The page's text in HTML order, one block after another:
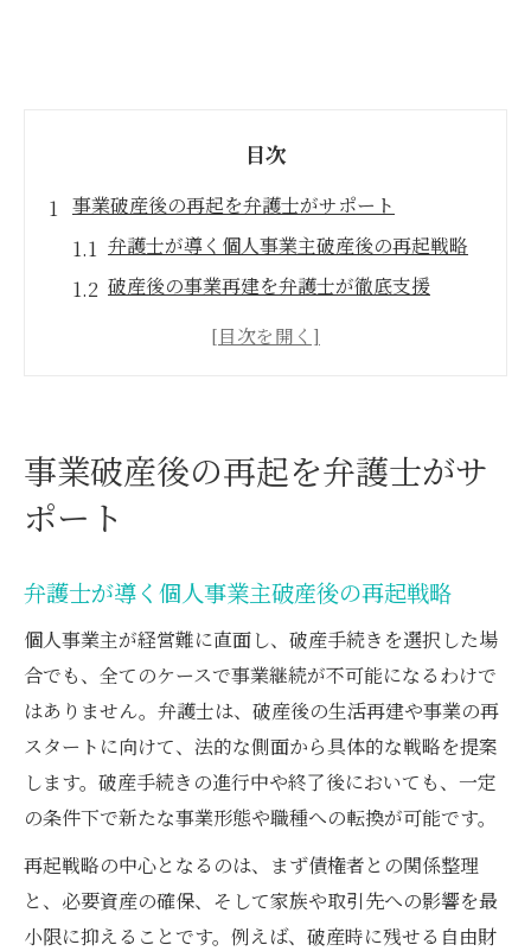
目次
事業破産後の再起を弁護士がサポート
弁護士が導く個人事業主破産後の再起戦略
破産後の事業再建を弁護士が徹底支援
自己破産 個人事業主の体験談と弁護士の役
破産しても歩める事業継続の道筋とは
弁護士が解説する破産後の事業継続条件
弁護士に相談する破産後の新事業アイデア
事業継続のための弁護士サポート体制
自己破産 個人事業主が目指す再出発術
弁護士目線で解説する事業者再出発術
弁護士が語る再起に必要な法的知識
破産後の事業展開と弁護士の活用方法
個人事業主が知るべき弁護士の支援策
弁護士が勧める破産後の生活再建ポイント
事業破産後の再起を弁護士がサ
ポート
弁護士が導く個人事業主破産後の再起戦略
個人事業主が経営難に直面し、破産手続きを選択した場
合でも、全てのケースで事業継続が不可能になるわけで
はありません。弁護士は、破産後の生活再建や事業の再
スタートに向けて、法的な側面から具体的な戦略を提案
します。破産手続きの進行中や終了後においても、一定
の条件下で新たな事業形態や職種への転換が可能です。
再起戦略の中心となるのは、まず債権者との関係整理
と、必要資産の確保、そして家族や取引先への影響を最
小限に抑えることです。例えば、破産時に残せる自由財